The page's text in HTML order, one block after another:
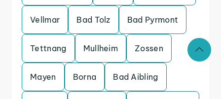
Vellmar Bad Tolz Bad Pyrmont
Tettnang Mullheim Zossen
Mayen Borna Bad Aibling